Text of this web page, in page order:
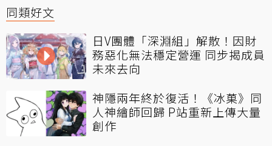
同類好文
日V團體「深淵組」解散！因財
務惡化無法穩定營運 同步揭成員
未來去向
神隱兩年終於復活！《冰菓》同
人神繪師回歸 P站重新上傳大量
創作